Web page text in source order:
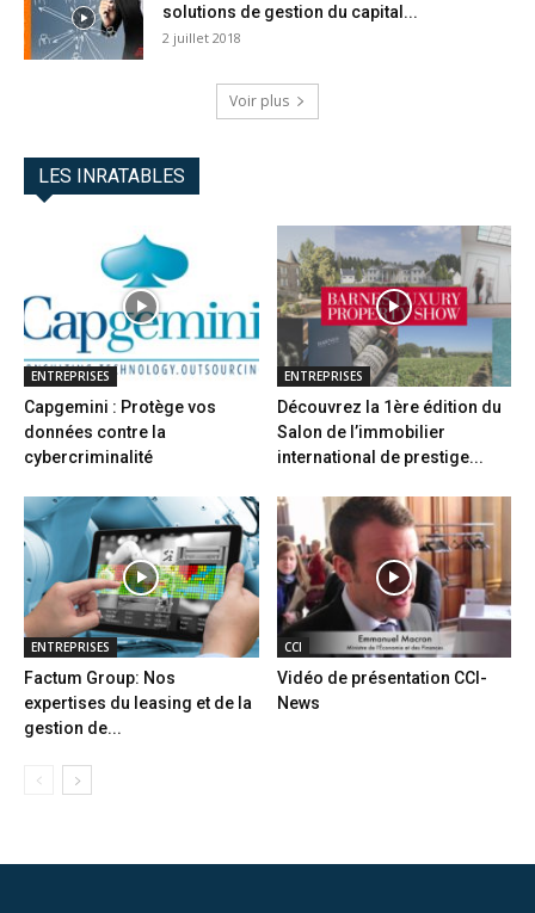
solutions de gestion du capital...
2 juillet 2018
Voir plus
LES INRATABLES
ENTREPRISES
Capgemini : Protège vos
données contre la
cybercriminalité
ENTREPRISES
Découvrez la 1ère édition du
Salon de l’immobilier
international de prestige...
ENTREPRISES
Factum Group: Nos
expertises du leasing et de la
gestion de...
CCI
Vidéo de présentation CCI-
News